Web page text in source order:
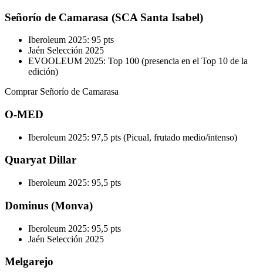
Señorío de Camarasa (SCA Santa Isabel)
Iberoleum 2025: 95 pts
Jaén Selección 2025
EVOOLEUM 2025: Top 100 (presencia en el Top 10 de la
edición)
Comprar Señorío de Camarasa
O-MED
Iberoleum 2025: 97,5 pts (Picual, frutado medio/intenso)
Quaryat Dillar
Iberoleum 2025: 95,5 pts
Dominus (Monva)
Iberoleum 2025: 95,5 pts
Jaén Selección 2025
Melgarejo